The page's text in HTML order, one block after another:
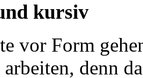
kursiv
vor Form
denn